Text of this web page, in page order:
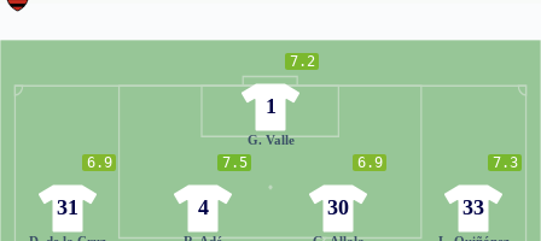
7.2
1
G. Valle
7.3
33
6.9
30
7.5
4
6.9
31